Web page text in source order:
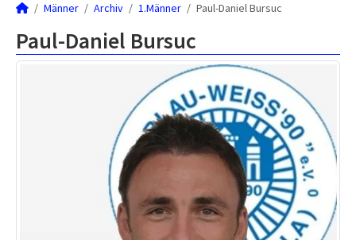
Männer Archiv 1.Männer Paul-Daniel Bursuc
Paul-Daniel Bursuc